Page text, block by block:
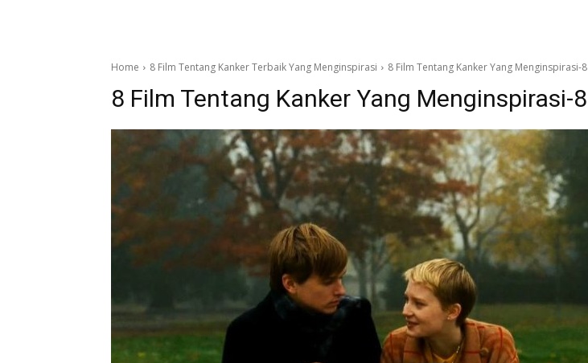
Home 8 Film Tentang Kanker Terbaik Yang Menginspirasi 8 Film Tentang Kanker Yang Menginspirasi-8
8 Film Tentang Kanker Yang Menginspirasi-8